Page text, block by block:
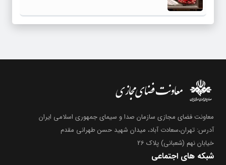
معاونت فضای مجازی سازمان صدا و سیمای جمهوری اسلامی ایران
آدرس: تهران،سعادت آباد، میدان شهید حسن طهرانی مقدم
خیابان نهم (شعبانی) پلاک 26
شبکه های اجتماعی